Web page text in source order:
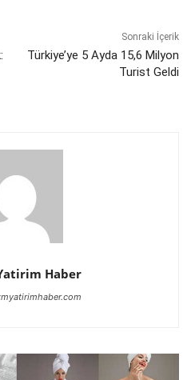
Sonraki İçerik
Türkiye’ye 5 Ayda 15,6 Milyon
Turist Geldi
Haber